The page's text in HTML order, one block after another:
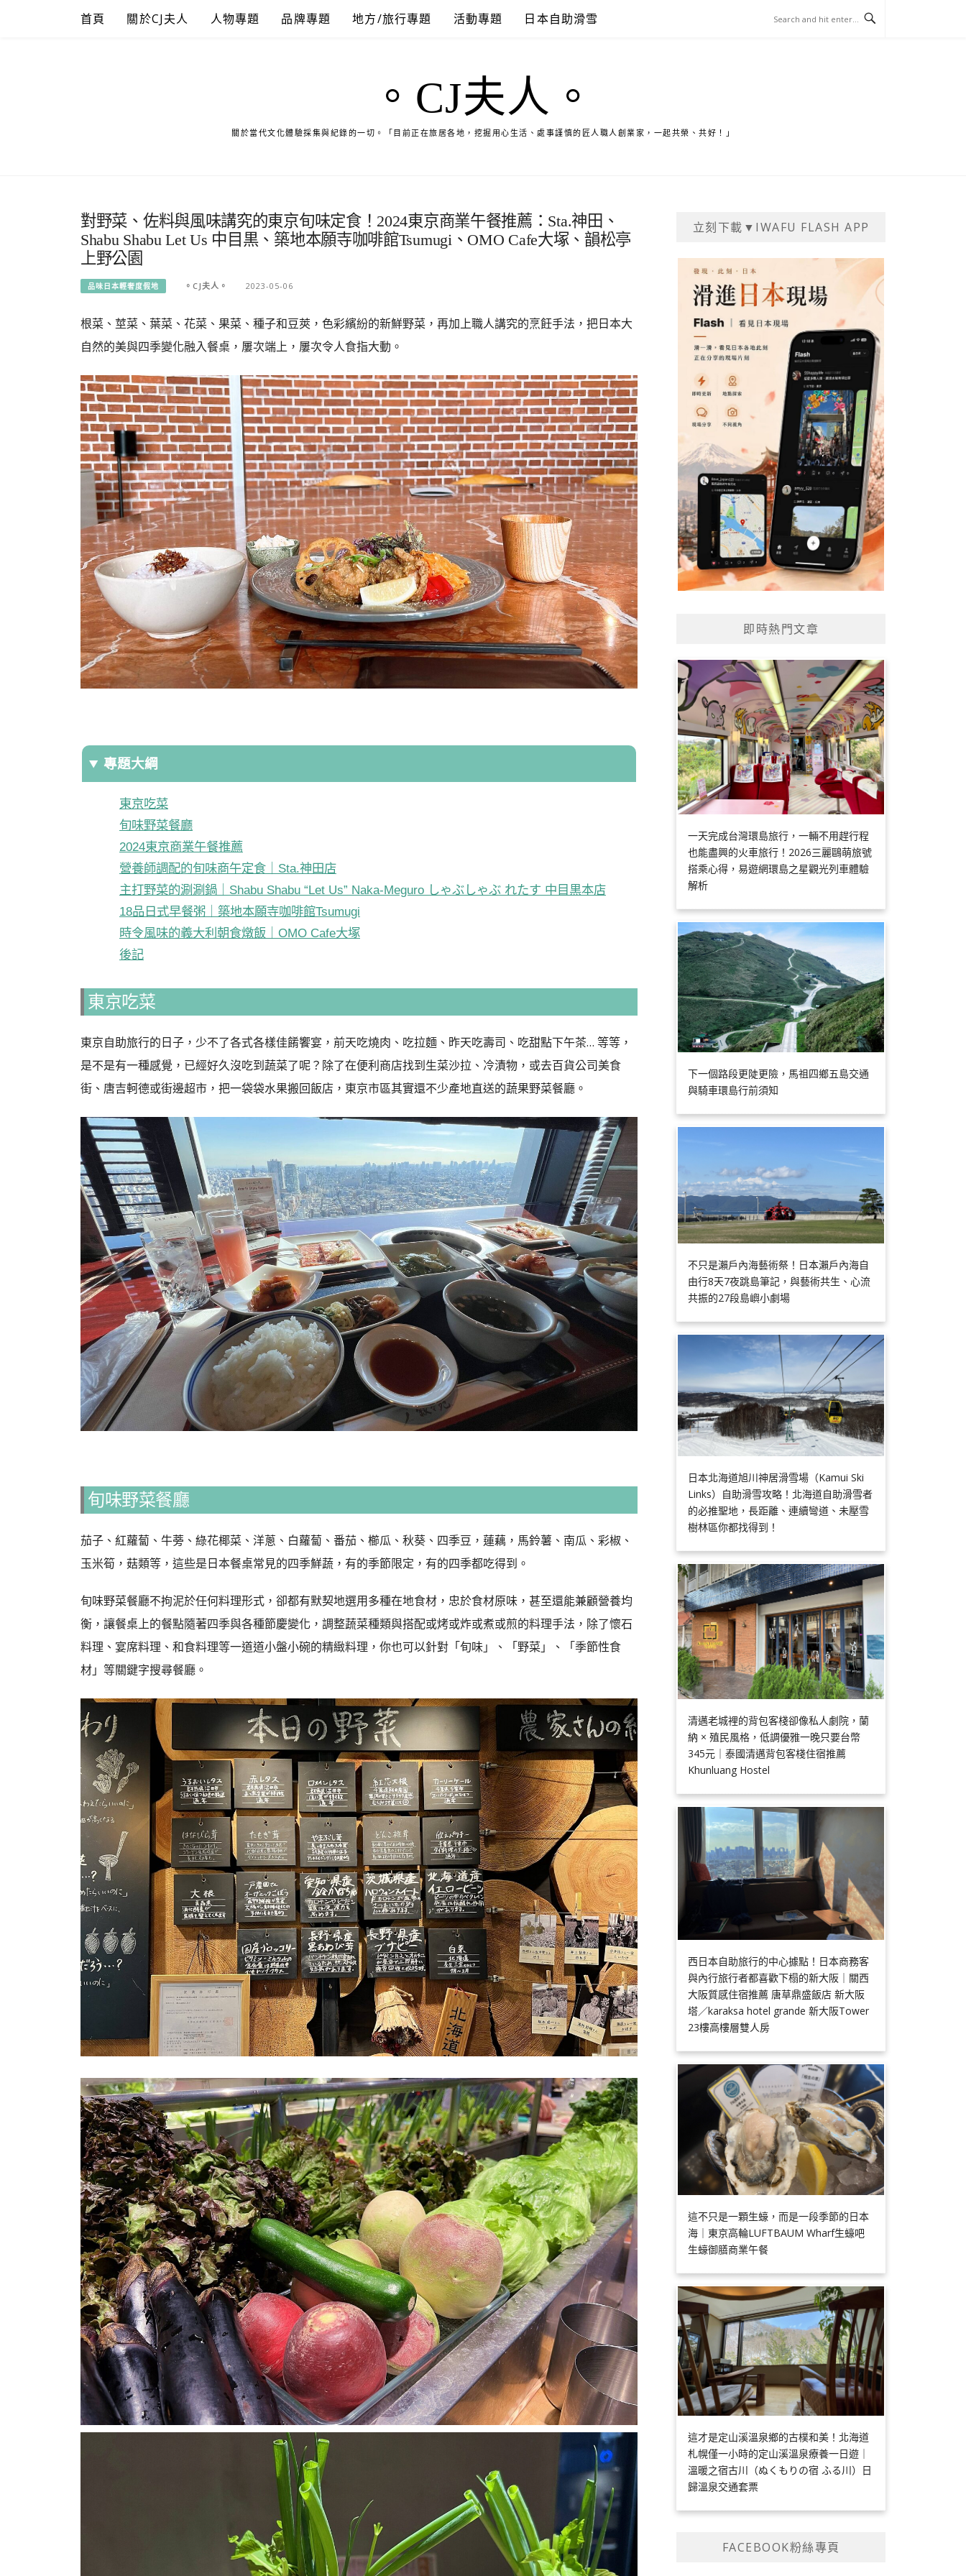
首頁 關於CJ夫人 人物專題 品牌專題 地方/旅行專題 活動專題 日本自助滑雪
。CJ夫人。
關於當代文化體驗採集與紀錄的一切。「目前正在旅居各地，挖掘用心生活、處事謹慎的匠人職人創業家，一起共榮、共好！」
對野菜、佐料與風味講究的東京旬味定食！2024東京商業午餐推薦：Sta.神田、
Shabu Shabu Let Us 中目黒、築地本願寺咖啡館Tsumugi、OMO Cafe大塚、韻松亭
上野公園
品味日本輕奢度假地 。CJ夫人。 2023-05-06
根菜、莖菜、葉菜、花菜、果菜、種子和豆莢，色彩繽紛的新鮮野菜，再加上職人講究的烹飪手法，把日本大
自然的美與四季變化融入餐桌，屢次端上，屢次令人食指大動。
專題大綱
東京吃菜
旬味野菜餐廳
2024東京商業午餐推薦
營養師調配的旬味商午定食｜Sta.神田店
主打野菜的涮涮鍋｜Shabu Shabu “Let Us” Naka-Meguro しゃぶしゃぶ れたす 中目黒本店
18品日式早餐粥｜築地本願寺咖啡館Tsumugi
時令風味的義大利朝食燉飯｜OMO Cafe大塚
後記
東京吃菜
東京自助旅行的日子，少不了各式各樣佳餚饗宴，前天吃燒肉、吃拉麵、昨天吃壽司、吃甜點下午茶… 等等，
是不是有一種感覺，已經好久沒吃到蔬菜了呢？除了在便利商店找到生菜沙拉、冷漬物，或去百貨公司美食
街、唐吉軻德或街邊超市，把一袋袋水果搬回飯店，東京市區其實還不少產地直送的蔬果野菜餐廳。
旬味野菜餐廳
茄子、紅蘿蔔、牛蒡、綠花椰菜、洋蔥、白蘿蔔、番茄、櫛瓜、秋葵、四季豆，蓮藕，馬鈴薯、南瓜、彩椒、
玉米筍，菇類等，這些是日本餐桌常見的四季鮮蔬，有的季節限定，有的四季都吃得到。
旬味野菜餐廳不拘泥於任何料理形式，卻都有默契地選用多種在地食材，忠於食材原味，甚至還能兼顧營養均
衡，讓餐桌上的餐點隨著四季與各種節慶變化，調整蔬菜種類與搭配或烤或炸或煮或煎的料理手法，除了懷石
料理、宴席料理、和食料理等一道道小盤小碗的精緻料理，你也可以針對「旬味」、「野菜」、「季節性食
材」等關鍵字搜尋餐廳。
立刻下載▼IWAFU FLASH APP
即時熱門文章
一天完成台灣環島旅行，一輛不用趕行程
也能盡興的火車旅行！2026三麗鷗萌旅號
搭乘心得，易遊網環島之星觀光列車體驗
解析
下一個路段更陡更險，馬祖四鄉五島交通
與騎車環島行前須知
不只是瀨戶內海藝術祭！日本瀨戶內海自
由行8天7夜跳島筆記，與藝術共生、心流
共振的27段島嶼小劇場
日本北海道旭川神居滑雪場（Kamui Ski
Links）自助滑雪攻略！北海道自助滑雪者
的必推聖地，長距離、連續彎道、未壓雪
樹林區你都找得到！
清邁老城裡的背包客棧卻像私人劇院，蘭
納 × 殖民風格，低調優雅一晚只要台幣
345元｜泰國清邁背包客棧住宿推薦
Khunluang Hostel
西日本自助旅行的中心據點！日本商務客
與內行旅行者都喜歡下榻的新大阪｜關西
大阪質感住宿推薦 唐草鼎盛飯店 新大阪
塔／karaksa hotel grande 新大阪Tower
23樓高樓層雙人房
這不只是一顆生蠔，而是一段季節的日本
海｜東京高輪LUFTBAUM Wharf生蠔吧
生蠔御膳商業午餐
這才是定山溪溫泉鄉的古樸和美！北海道
札幌僅一小時的定山溪溫泉療養一日遊｜
溫暖之宿古川（ぬくもりの宿 ふる川）日
歸溫泉交通套票
FACEBOOK粉絲專頁